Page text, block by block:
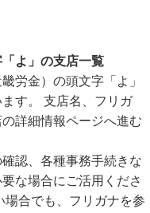
よ」の支店一覧
労金）の頭文字「よ」
す。 支店名、フリガ
詳細情報ページへ進む
認、各種事務手続きな
な場合にご活用くださ
場合でも、フリガナを参